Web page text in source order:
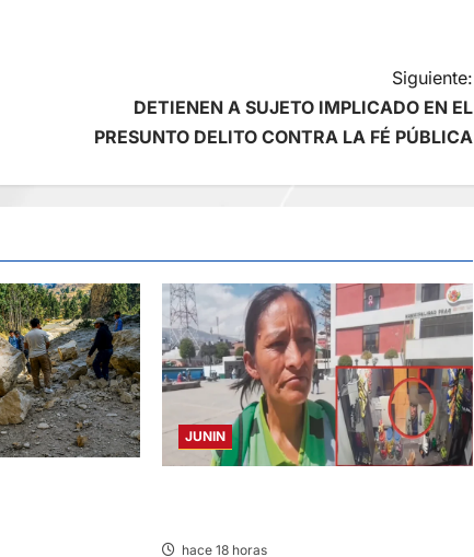
Siguiente:
DETIENEN A SUJETO IMPLICADO EN EL
PRESUNTO DELITO CONTRA LA FÉ PÚBLICA
JUNIN
hace 18 horas